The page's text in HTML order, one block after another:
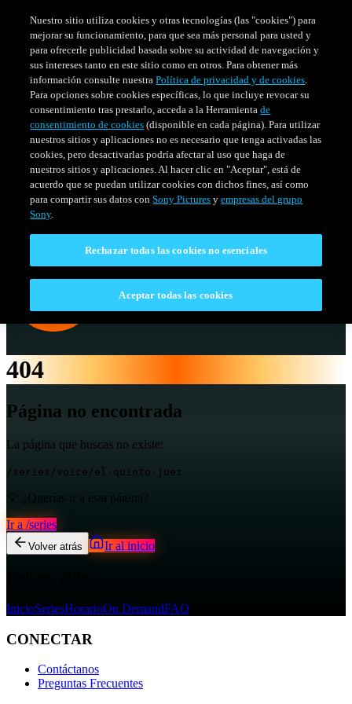
SERIESHORARIO
Venezuela
404
Página no encontrada
La página que buscas no existe:
/series/voice/el-quinto-juez
💡 ¿Querías ir a esta página?
Ir a /series
Volver atrás Ir al inicio
InicioSeriesHorarioOn DemandFAQ
CONECTAR
Contáctanos
Preguntas Frecuentes
Nuestro sitio utiliza cookies y otras tecnologías (las "cookies") para
mejorar su funcionamiento, para que sea más personal para usted y
para ofrecerle publicidad basada sobre su actividad de navegación y
sus intereses tanto en este sitio como en otros. Para obtener más
información consulte nuestraPolítica de privacidad y de cookies.
Para opciones sobre cookies específicas, lo que incluye revocar su
consentimiento tras prestarlo, acceda a la Herramientade
consentimiento de cookies (disponible en cada página). Para utilizar
nuestros sitios y aplicaciones no es necesario que tenga activadas las
cookies, pero desactivarlas podría afectar al uso que haga de
nuestros sitios y aplicaciones. Al hacer clic en "Aceptar", está de
acuerdo que se puedan utilizar cookies con dichos fines, así como
para compartir sus datos conSony Pictures yempresas del grupo
Sony.
Rechazar todas las cookies no esenciales
Aceptar todas las cookies